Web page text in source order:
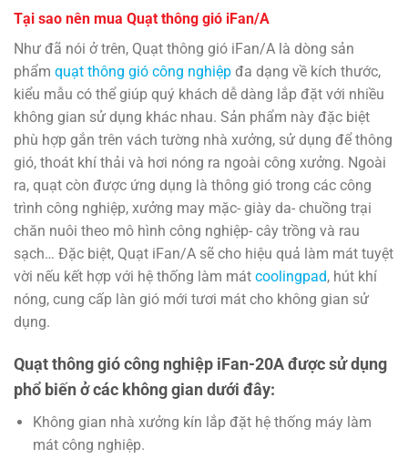
Tại sao nên mua Quạt thông gió iFan/A
Như đã nói ở trên, Quạt thông gió iFan/A là dòng sản
phẩm quạt thông gió công nghiệp đa dạng về kích thước,
kiểu mẫu có thể giúp quý khách dễ dàng lắp đặt với nhiều
không gian sử dụng khác nhau. Sản phẩm này đặc biệt
phù hợp gắn trên vách tường nhà xưởng, sử dụng để thông
gió, thoát khí thải và hơi nóng ra ngoài công xưởng. Ngoài
ra, quạt còn được ứng dụng là thông gió trong các công
trình công nghiệp, xưởng may mặc- giày da- chuồng trại
chăn nuôi theo mô hình công nghiệp- cây trồng và rau
sạch… Đặc biệt, Quạt iFan/A sẽ cho hiệu quả làm mát tuyệt
vời nếu kết hợp với hệ thống làm mát coolingpad, hút khí
nóng, cung cấp làn gió mới tươi mát cho không gian sử
dụng.
Quạt thông gió công nghiệp iFan-20A được sử dụng
phổ biến ở các không gian dưới đây:
Không gian nhà xưởng kín lắp đặt hệ thống máy làm
mát công nghiệp.